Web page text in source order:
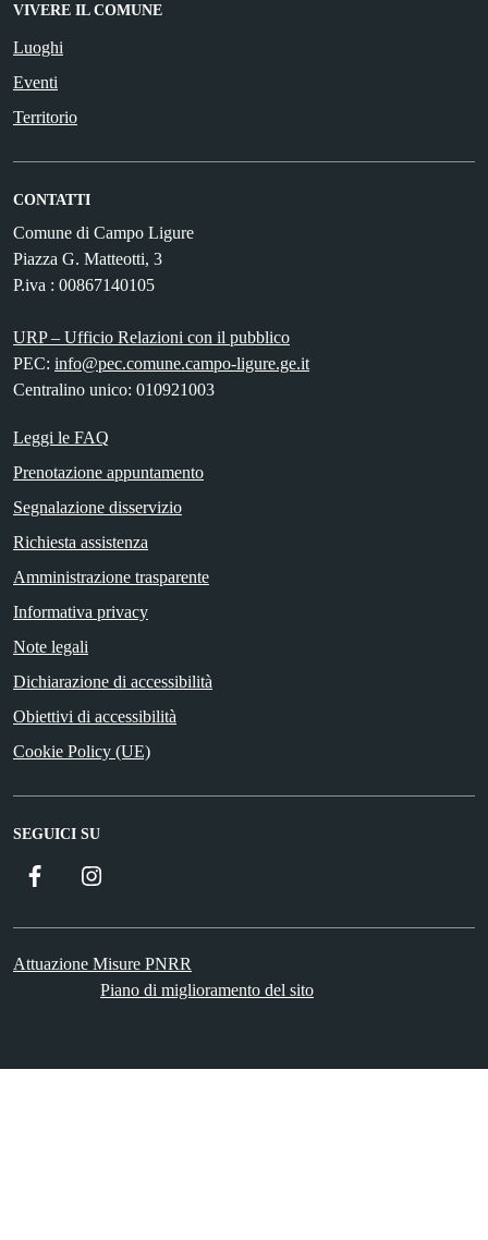
VIVERE IL COMUNE
Luoghi
Eventi
Territorio
CONTATTI
Comune di Campo Ligure
Piazza G. Matteotti, 3
P.iva : 00867140105
URP – Ufficio Relazioni con il pubblico
PEC: info@pec.comune.campo-ligure.ge.it
Centralino unico: 010921003
Leggi le FAQ
Prenotazione appuntamento
Segnalazione disservizio
Richiesta assistenza
Amministrazione trasparente
Informativa privacy
Note legali
Dichiarazione di accessibilità
Obiettivi di accessibilità
Cookie Policy (UE)
SEGUICI SU
Facebook
Attuazione Misure PNRR
Piano di miglioramento del sito